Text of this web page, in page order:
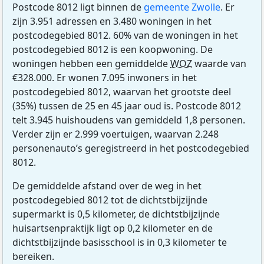
Postcode 8012 ligt binnen de gemeente Zwolle. Er
zijn 3.951 adressen en 3.480 woningen in het
postcodegebied 8012. 60% van de woningen in het
postcodegebied 8012 is een koopwoning. De
woningen hebben een gemiddeldeWOZwaarde van
€328.000. Er wonen 7.095 inwoners in het
postcodegebied 8012, waarvan het grootste deel
(35%) tussen de 25 en 45 jaar oud is. Postcode 8012
telt 3.945 huishoudens van gemiddeld 1,8 personen.
Verder zijn er 2.999 voertuigen, waarvan 2.248
personenauto’s geregistreerd in het postcodegebied
8012.
De gemiddelde afstand over de weg in het
postcodegebied 8012 tot de dichtstbijzijnde
supermarkt is 0,5 kilometer, de dichtstbijzijnde
huisartsenpraktijk ligt op 0,2 kilometer en de
dichtstbijzijnde basisschool is in 0,3 kilometer te
bereiken.